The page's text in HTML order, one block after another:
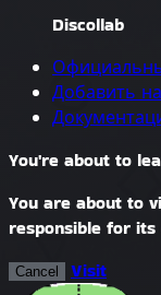
Discollab
Добавить
You're about to
You are about to
responsible for
Cancel Visit